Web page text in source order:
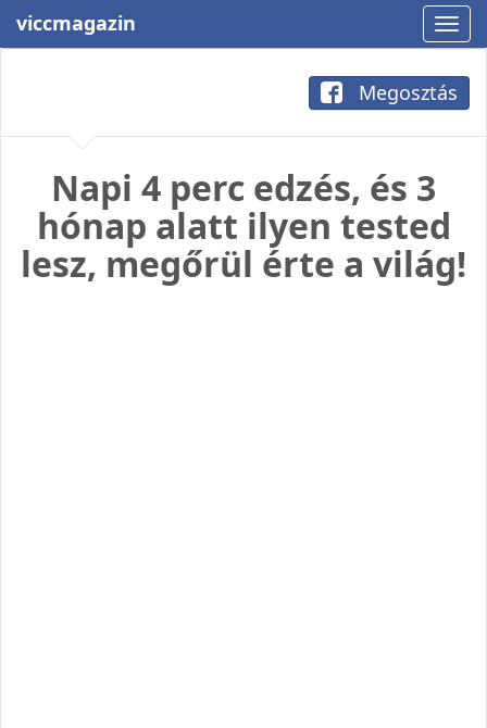
viccmagazin
Megosztás
Napi 4 perc edzés, és 3
hónap alatt ilyen tested
lesz, megőrül érte a világ!